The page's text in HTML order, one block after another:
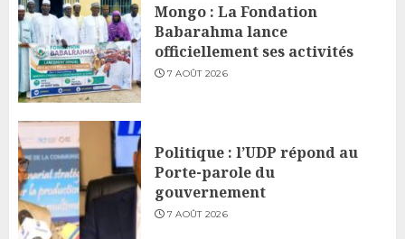
Mongo : La Fondation
Babarahma lance
officiellement ses activités
7 AOÛT 2026
Politique : l’UDP répond au
Porte-parole du
gouvernement
7 AOÛT 2026